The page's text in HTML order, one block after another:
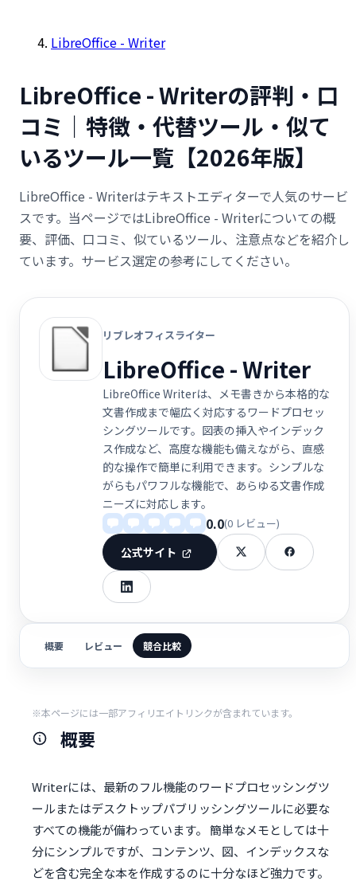
LibreOffice - Writer
LibreOffice - Writerの評判・口
コミ｜特徴・代替ツール・似て
いるツール一覧【2026年版】
LibreOffice - Writerはテキストエディターで人気のサービ
スです。当ページではLibreOffice - Writerについての概
要、評価、口コミ、似ているツール、注意点などを紹介し
ています。サービス選定の参考にしてください。
リブレオフィスライター
LibreOffice - Writer
LibreOffice Writerは、メモ書きから本格的な
文書作成まで幅広く対応するワードプロセッ
シングツールです。図表の挿入やインデック
ス作成など、高度な機能も備えながら、直感
的な操作で簡単に利用できます。シンプルな
がらもパワフルな機能で、あらゆる文書作成
ニーズに対応します。
0.0(0 レビュー)
公式サイト
概要 レビュー 競合比較
※本ページには一部アフィリエイトリンクが含まれています。
概要
Writerには、最新のフル機能のワードプロセッシングツ
ールまたはデスクトップパブリッシングツールに必要な
すべての機能が備わっています。 簡単なメモとしては十
分にシンプルですが、コンテンツ、図、インデックスな
どを含む完全な本を作成するのに十分なほど強力です。